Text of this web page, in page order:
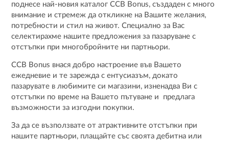
поднесе най-новия каталог CCB Bonus, създаден с много
внимание и стремеж да откликне на Вашите желания,
потребности и стил на живот. Специално за Вас
селектирахме нашите предложения за пазаруване с
отстъпки при многобройните ни партньори.
CCB Bonus внася добро настроение във Вашето
ежедневие и те зарежда с ентусиазъм, докато
пазарувате в любимите си магазини, изненадва Ви с
отстъпки по време на Вашето пътуване и предлага
възможности за изгодни покупки.
За да се възползвате от атрактивните отстъпки при
нашите партньори, плащайте със своята дебитна или